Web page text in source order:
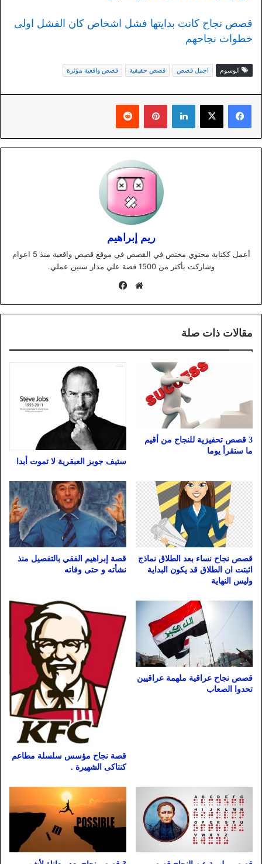
قصص نجاح كانت بدايتها فشل اشخاص كان الفشل اولى
خطوات نجاحهم
الوسوم اجمل قصص قصص حقيقية قصص واقعية مؤثرة
لينكدإن بينتيريست
ريم إبراهيم
أعمل ككتابة محتوي مختص في القصص في موقع قصص واقعية منذ 5 اعوام
وشاركت بأكثر من 1500 قصة علي مدار سنين عملي.
موقع
مقالات ذات صلة
3 قصص تحفيزية للنجاح من أقيم
ما ستقرأ يوما
ستيف جوبز العبقرية لا تموت أبدا
قصص نجاح نساء بعد الطلاق نماذج
اثبتت ان الطلاق قد يكون البداية
وليس النهاية
قصة إبراهيم الفقي بالتفصيل منذ
نشأته و حتى وفاته
قصص نجاح عراقية ملهمة عراقيين
تحدوا الصعاب
قصة نجاح مؤسس سلسلة مطاعم
كنتاكى الشهيرة .